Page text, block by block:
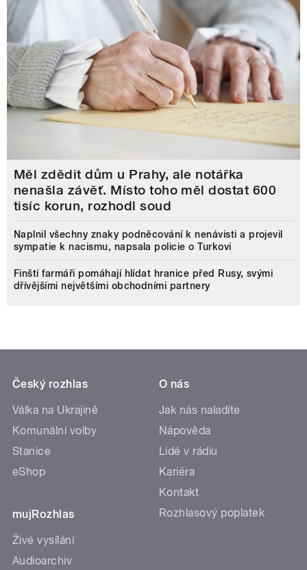
Měl zdědit dům u Prahy, ale notářka
nenašla závěť. Místo toho měl dostat 600
tisíc korun, rozhodl soud
Naplnil všechny znaky podněcování k nenávisti a projevil
sympatie k nacismu, napsala policie o Turkovi
Finští farmáři pomáhají hlídat hranice před Rusy, svými
dřívějšími největšími obchodními partnery
Český rozhlas
Válka na Ukrajině
Komunální volby
Stanice
eShop
mujRozhlas
Živé vysílání
Audioarchiv
O nás
Jak nás naladíte
Nápověda
Lidé v rádiu
Kariéra
Kontakt
Rozhlasový poplatek